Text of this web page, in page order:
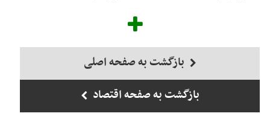
بازگشت به صفحه اصلی
بازگشت به صفحه اقتصاد